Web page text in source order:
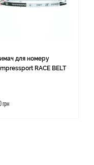
для номеру
RACE BELT